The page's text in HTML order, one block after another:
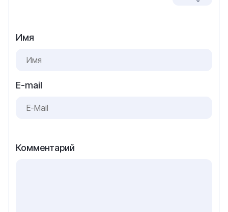
Имя
E-mail
Комментарий